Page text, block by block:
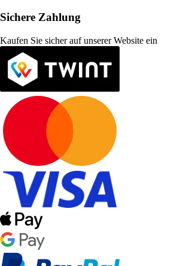
Sichere Zahlung
Kaufen Sie sicher auf unserer Website ein